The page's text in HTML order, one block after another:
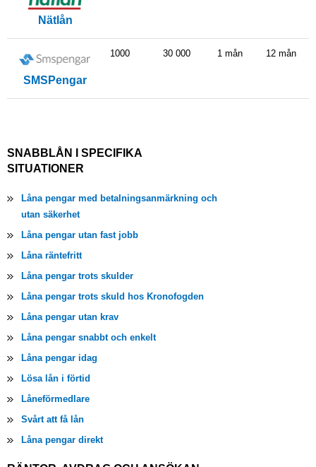
Nätlån
SMSPengar
1000 30 000 1 mån 12 mån
SNABBLÅN I SPECIFIKA
SITUATIONER
Låna pengar med betalningsanmärkning och
utan säkerhet
Låna pengar utan fast jobb
Låna räntefritt
Låna pengar trots skulder
Låna pengar trots skuld hos Kronofogden
Låna pengar utan krav
Låna pengar snabbt och enkelt
Låna pengar idag
Lösa lån i förtid
Låneförmedlare
Svårt att få lån
Låna pengar direkt